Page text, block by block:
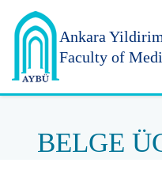
Ankara Yildirim
Faculty of
BELGE